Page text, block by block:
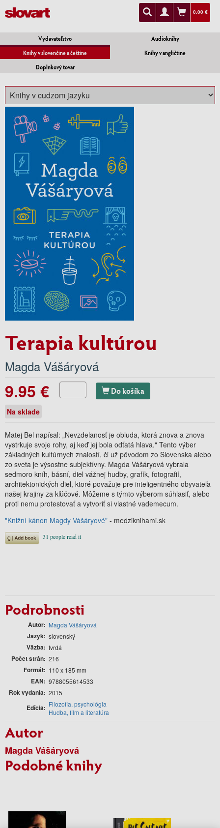
0.00 €
Vydavateľstvo
Audioknihy
Knihy v slovenčine a češtine
Knihy v angličtine
Doplnkový tovar
Terapia kultúrou
Magda Vášáryová
9.95 € Do košíka
Na sklade
Matej Bel napísal: „Nevzdelanosť je obluda, ktorá znova a znova
vystrkuje svoje rohy, aj keď jej bola odťatá hlava." Tento výber
základných kultúrnych znalostí, či už pôvodom zo Slovenska alebo
zo sveta je výsostne subjektívny. Magda Vášáryová vybrala
sedmoro kníh, básní, diel vážnej hudby, grafík, fotografií,
architektonických diel, ktoré považuje pre inteligentného obyvateľa
našej krajiny za kľúčové. Môžeme s týmto výberom súhlasiť, alebo
proti nemu protestovať a vytvoriť si vlastné vademecum.
"Knižní kánon Magdy Vášáryové" - medziknihami.sk
Podrobnosti
Autor Magda Vášáryová
Jazyk slovenský
Väzba tvrdá
Počet strán 216
Formát 110 x 185 mm
EAN 9788055614533
Rok vydania 2015
Edícia
Filozofia, psychológia
Hudba, film a literatúra
Autor
Magda Vášáryová
Podobné knihy